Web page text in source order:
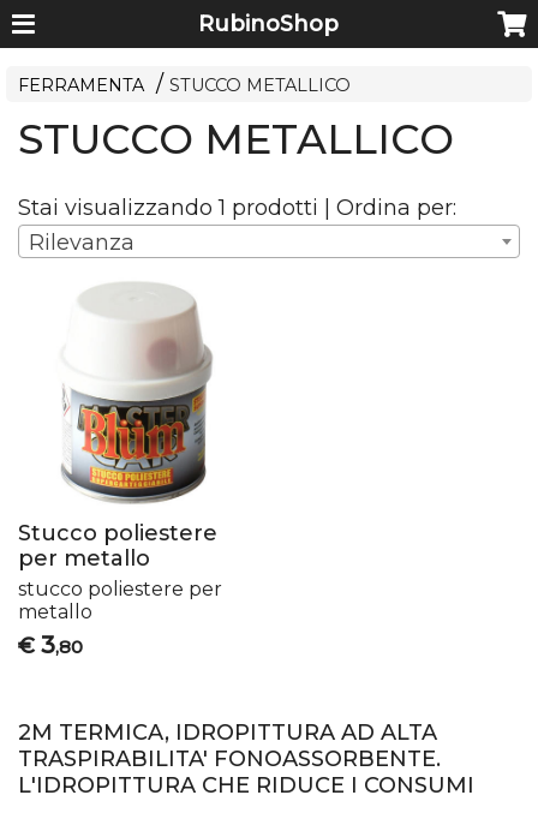
RubinoShop
FERRAMENTA STUCCO METALLICO
STUCCO METALLICO
Stai visualizzando 1 prodotti | Ordina per:
Rilevanza
Stucco poliestere
per metallo
stucco poliestere per
metallo
€ 3,80
2M TERMICA, IDROPITTURA AD ALTA
TRASPIRABILITA' FONOASSORBENTE.
L'IDROPITTURA CHE RIDUCE I CONSUMI